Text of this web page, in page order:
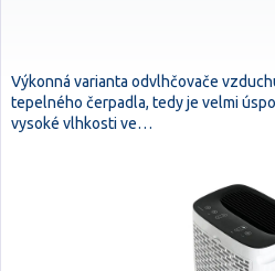
Výkonná varianta odvlhčovače
tepelného čerpadla, tedy je velmi
vysoké vlhkosti ve…